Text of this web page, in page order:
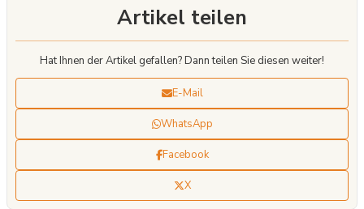
Artikel teilen
Hat Ihnen der Artikel gefallen? Dann teilen Sie diesen weiter!
E-Mail
WhatsApp
Facebook
X